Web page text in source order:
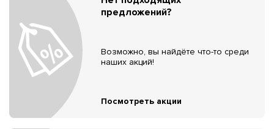
предложений?
Возможно, вы найдёте что-то среди
наших акций!
Посмотреть акции